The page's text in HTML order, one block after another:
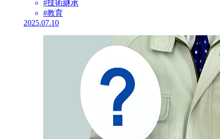
#技術継承
#教育
2025.07.10